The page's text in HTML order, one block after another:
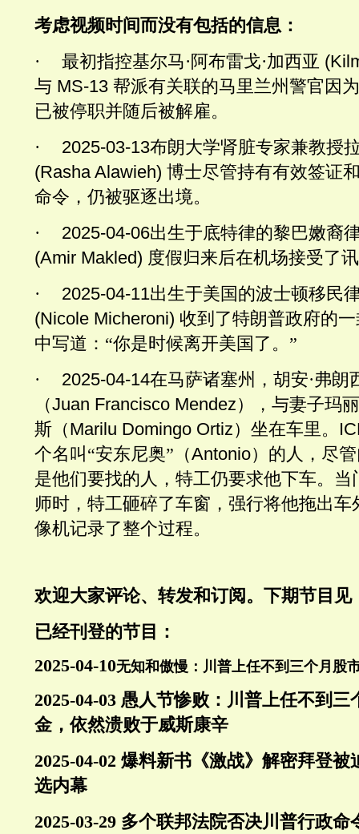
考虑视频时间而没有包括的信息：
·
最初指控基尔马·阿布雷戈·加西亚
与 MS-13 帮派有关联的马里兰州警官因
已被停职并随后被解雇。
·
2025-03-13布朗大学肾脏专家兼教授
(Rasha Alawieh) 博士尽管持有有效签证
命令，仍被驱逐出境。
·
2025-04-06出生于底特律的黎巴嫩裔
(Amir Makled) 度假归来后在机场接受了
·
2025-04-11出生于美国的波士顿移民
(Nicole Micheroni) 收到了特朗普政府的
中写道：“你是时候离开美国了。”
·
2025-04-14在马萨诸塞州，胡安·弗朗
（Juan Francisco Mendez），与妻子玛
斯（Marilu Domingo Ortiz）坐在车里。
个名叫“安东尼奥”（Antonio）的人，尽
是他们要找的人，特工仍要求他下车。当
师时，特工砸碎了车窗，强行将他拖出车
像机记录了整个过程。
欢迎大家评论、转发和订阅 。下期节目见
已经刊登的节目：
2025-04-10无知和傲慢：川普上任不到三个月股
2025-04-03 愚人节惨败：川普上任不到三
金，依然溃败于威斯康辛
2025-04-02 爆料新书《激战》解密拜登被
选内幕
2025-03-29 多个联邦法院否决川普行政命